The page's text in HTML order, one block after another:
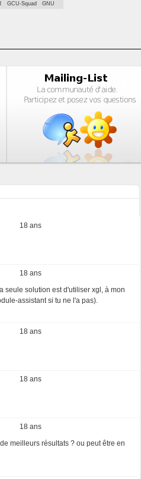
GCU-Squad GNU
18 ans
18 ans
seule solution est d'utiliser xgl, à mon
assistant si tu ne l'a pas).
18 ans
18 ans
18 ans
meilleurs résultats ? ou peut être en